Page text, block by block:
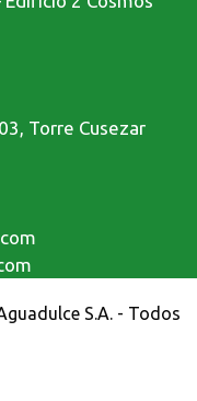
Torre Cusezar
S.A. - Todos